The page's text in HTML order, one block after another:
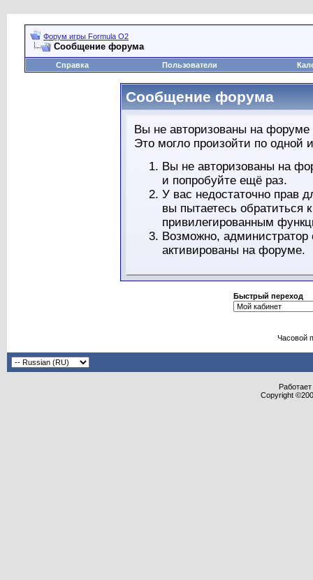
Форум игры Formula O2
Сообщение форума
Справка Пользователи
Сообщение форума
Вы не авторизованы на форуме
Это могло произойти по одной
Вы не авторизованы на
и попробуйте ещё раз.
У вас недостаточно прав
вы пытаетесь обратиться
привилегированным
Возможно,
активированы на форуме.
Быстрый переход
Часовой
Copyright